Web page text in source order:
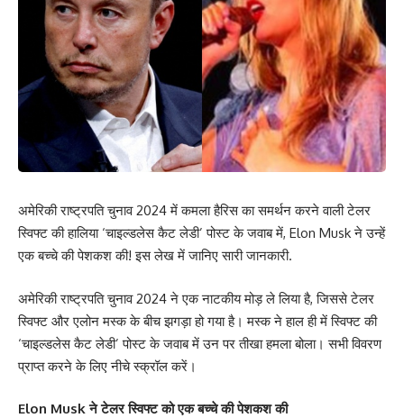
अमेरिकी राष्ट्रपति चुनाव 2024 में कमला हैरिस का समर्थन करने वाली टेलर
स्विफ्ट की हालिया ‘चाइल्डलेस कैट लेडी’ पोस्ट के जवाब में, Elon Musk ने उन्हें
एक बच्चे की पेशकश की! इस लेख में जानिए सारी जानकारी.
अमेरिकी राष्ट्रपति चुनाव 2024 ने एक नाटकीय मोड़ ले लिया है, जिससे टेलर
स्विफ्ट और एलोन मस्क के बीच झगड़ा हो गया है। मस्क ने हाल ही में स्विफ्ट की
‘चाइल्डलेस कैट लेडी’ पोस्ट के जवाब में उन पर तीखा हमला बोला। सभी विवरण
प्राप्त करने के लिए नीचे स्क्रॉल करें।
Elon Musk ने टेलर स्विफ्ट को एक बच्चे की पेशकश की